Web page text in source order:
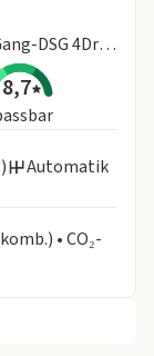
Sportstourer VZ Black Edition 2.0 TSI 7-Gang-DSG 4Drive
8,7
Automatik
• CO₂-